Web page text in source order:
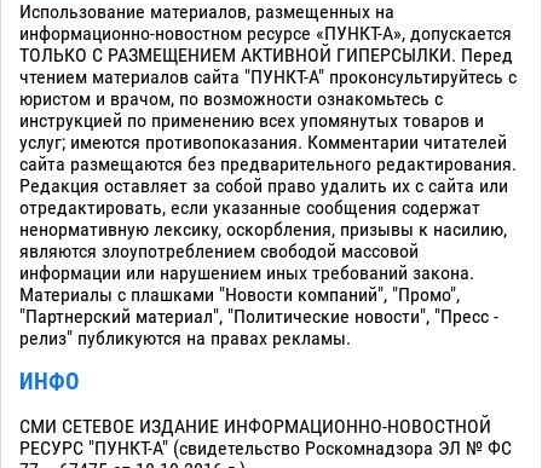
Использование материалов, размещенных на
информационно-новостном ресурсе «ПУНКТ-А», допускается
ТОЛЬКО С РАЗМЕЩЕНИЕМ АКТИВНОЙ ГИПЕРСЫЛКИ. Перед
чтением материалов сайта "ПУНКТ-А" проконсультируйтесь с
юристом и врачом, по возможности ознакомьтесь с
инструкцией по применению всех упомянутых товаров и
услуг; имеются противопоказания. Комментарии читателей
сайта размещаются без предварительного редактирования.
Редакция оставляет за собой право удалить их с сайта или
отредактировать, если указанные сообщения содержат
ненормативную лексику, оскорбления, призывы к насилию,
являются злоупотреблением свободой массовой
информации или нарушением иных требований закона.
Материалы с плашками "Новости компаний", "Промо",
"Партнерский материал", "Политические новости", "Пресс -
релиз" публикуются на правах рекламы.
ИНФО
СМИ СЕТЕВОЕ ИЗДАНИЕ ИНФОРМАЦИОННО-НОВОСТНОЙ
РЕСУРС "ПУНКТ-А" (свидетельство Роскомнадзора ЭЛ № ФС